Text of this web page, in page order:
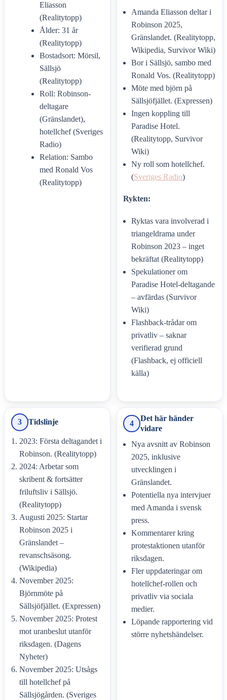
Eliasson
(Realitytopp)
Ålder: 31 år
(Realitytopp)
Bostadsort: Mörsil,
Sällsjö
(Realitytopp)
Roll: Robinson-
deltagare
(Gränslandet),
hotellchef (Sveriges
Radio)
Relation: Sambo
med Ronald Vos
(Realitytopp)
Amanda Eliasson deltar i
Robinson 2025,
Gränslandet. (Realitytopp,
Wikipedia, Survivor Wiki)
Bor i Sällsjö, sambo med
Ronald Vos. (Realitytopp)
Möte med björn på
Sällsjöfjället. (Expressen)
Ingen koppling till
Paradise Hotel.
(Realitytopp, Survivor
Wiki)
Ny roll som hotellchef.
(Sveriges Radio)
Rykten:
Ryktas vara involverad i
triangeldrama under
Robinson 2023 – inget
bekräftat (Realitytopp)
Spekulationer om
Paradise Hotel-deltagande
– avfärdas (Survivor
Wiki)
Flashback-trådar om
privatliv – saknar
verifierad grund
(Flashback, ej officiell
källa)
3 Tidslinje
2023: Första deltagandet i
Robinson. (Realitytopp)
2024: Arbetar som
skribent & fortsätter
friluftsliv i Sällsjö.
(Realitytopp)
Augusti 2025: Startar
Robinson 2025 i
Gränslandet –
revanschsäsong.
(Wikipedia)
November 2025:
Björnmöte på
Sällsjöfjället. (Expressen)
November 2025: Protest
mot uranbeslut utanför
riksdagen. (Dagens
Nyheter)
November 2025: Utsågs
till hotellchef på
Sällsjögården. (Sveriges
4
Det här händer
vidare
Nya avsnitt av Robinson
2025, inklusive
utvecklingen i
Gränslandet.
Potentiella nya intervjuer
med Amanda i svensk
press.
Kommentarer kring
protestaktionen utanför
riksdagen.
Fler uppdateringar om
hotellchef-rollen och
privatliv via sociala
medier.
Löpande rapportering vid
större nyhetshändelser.